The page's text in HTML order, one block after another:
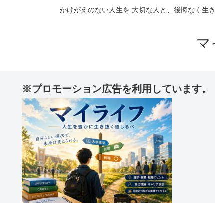
かけがえのない人生を 大切な人と、後悔なく生
マ
※プロモーション広告を利用しています。